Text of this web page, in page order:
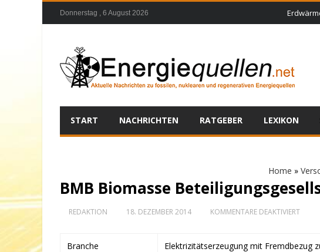
Donnerstag , 6 August 2026
START NACHRICHTEN RATGEBER LEXIKON
Home »
BMB Biomasse
REDAKTION 18. DEZEMBER 2014 KOMMENTARE DEAKTIVIERTFÜR
MBH
Branche Elektrizitätserzeugung mit Fremdbezug